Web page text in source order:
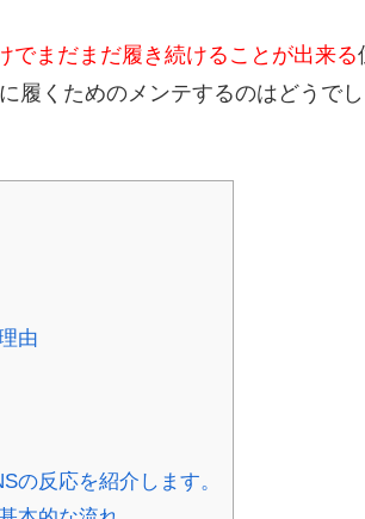
でまだまだ履き続けることが出来る
履くためのメンテするのはどうでし
由
反応を紹介します。